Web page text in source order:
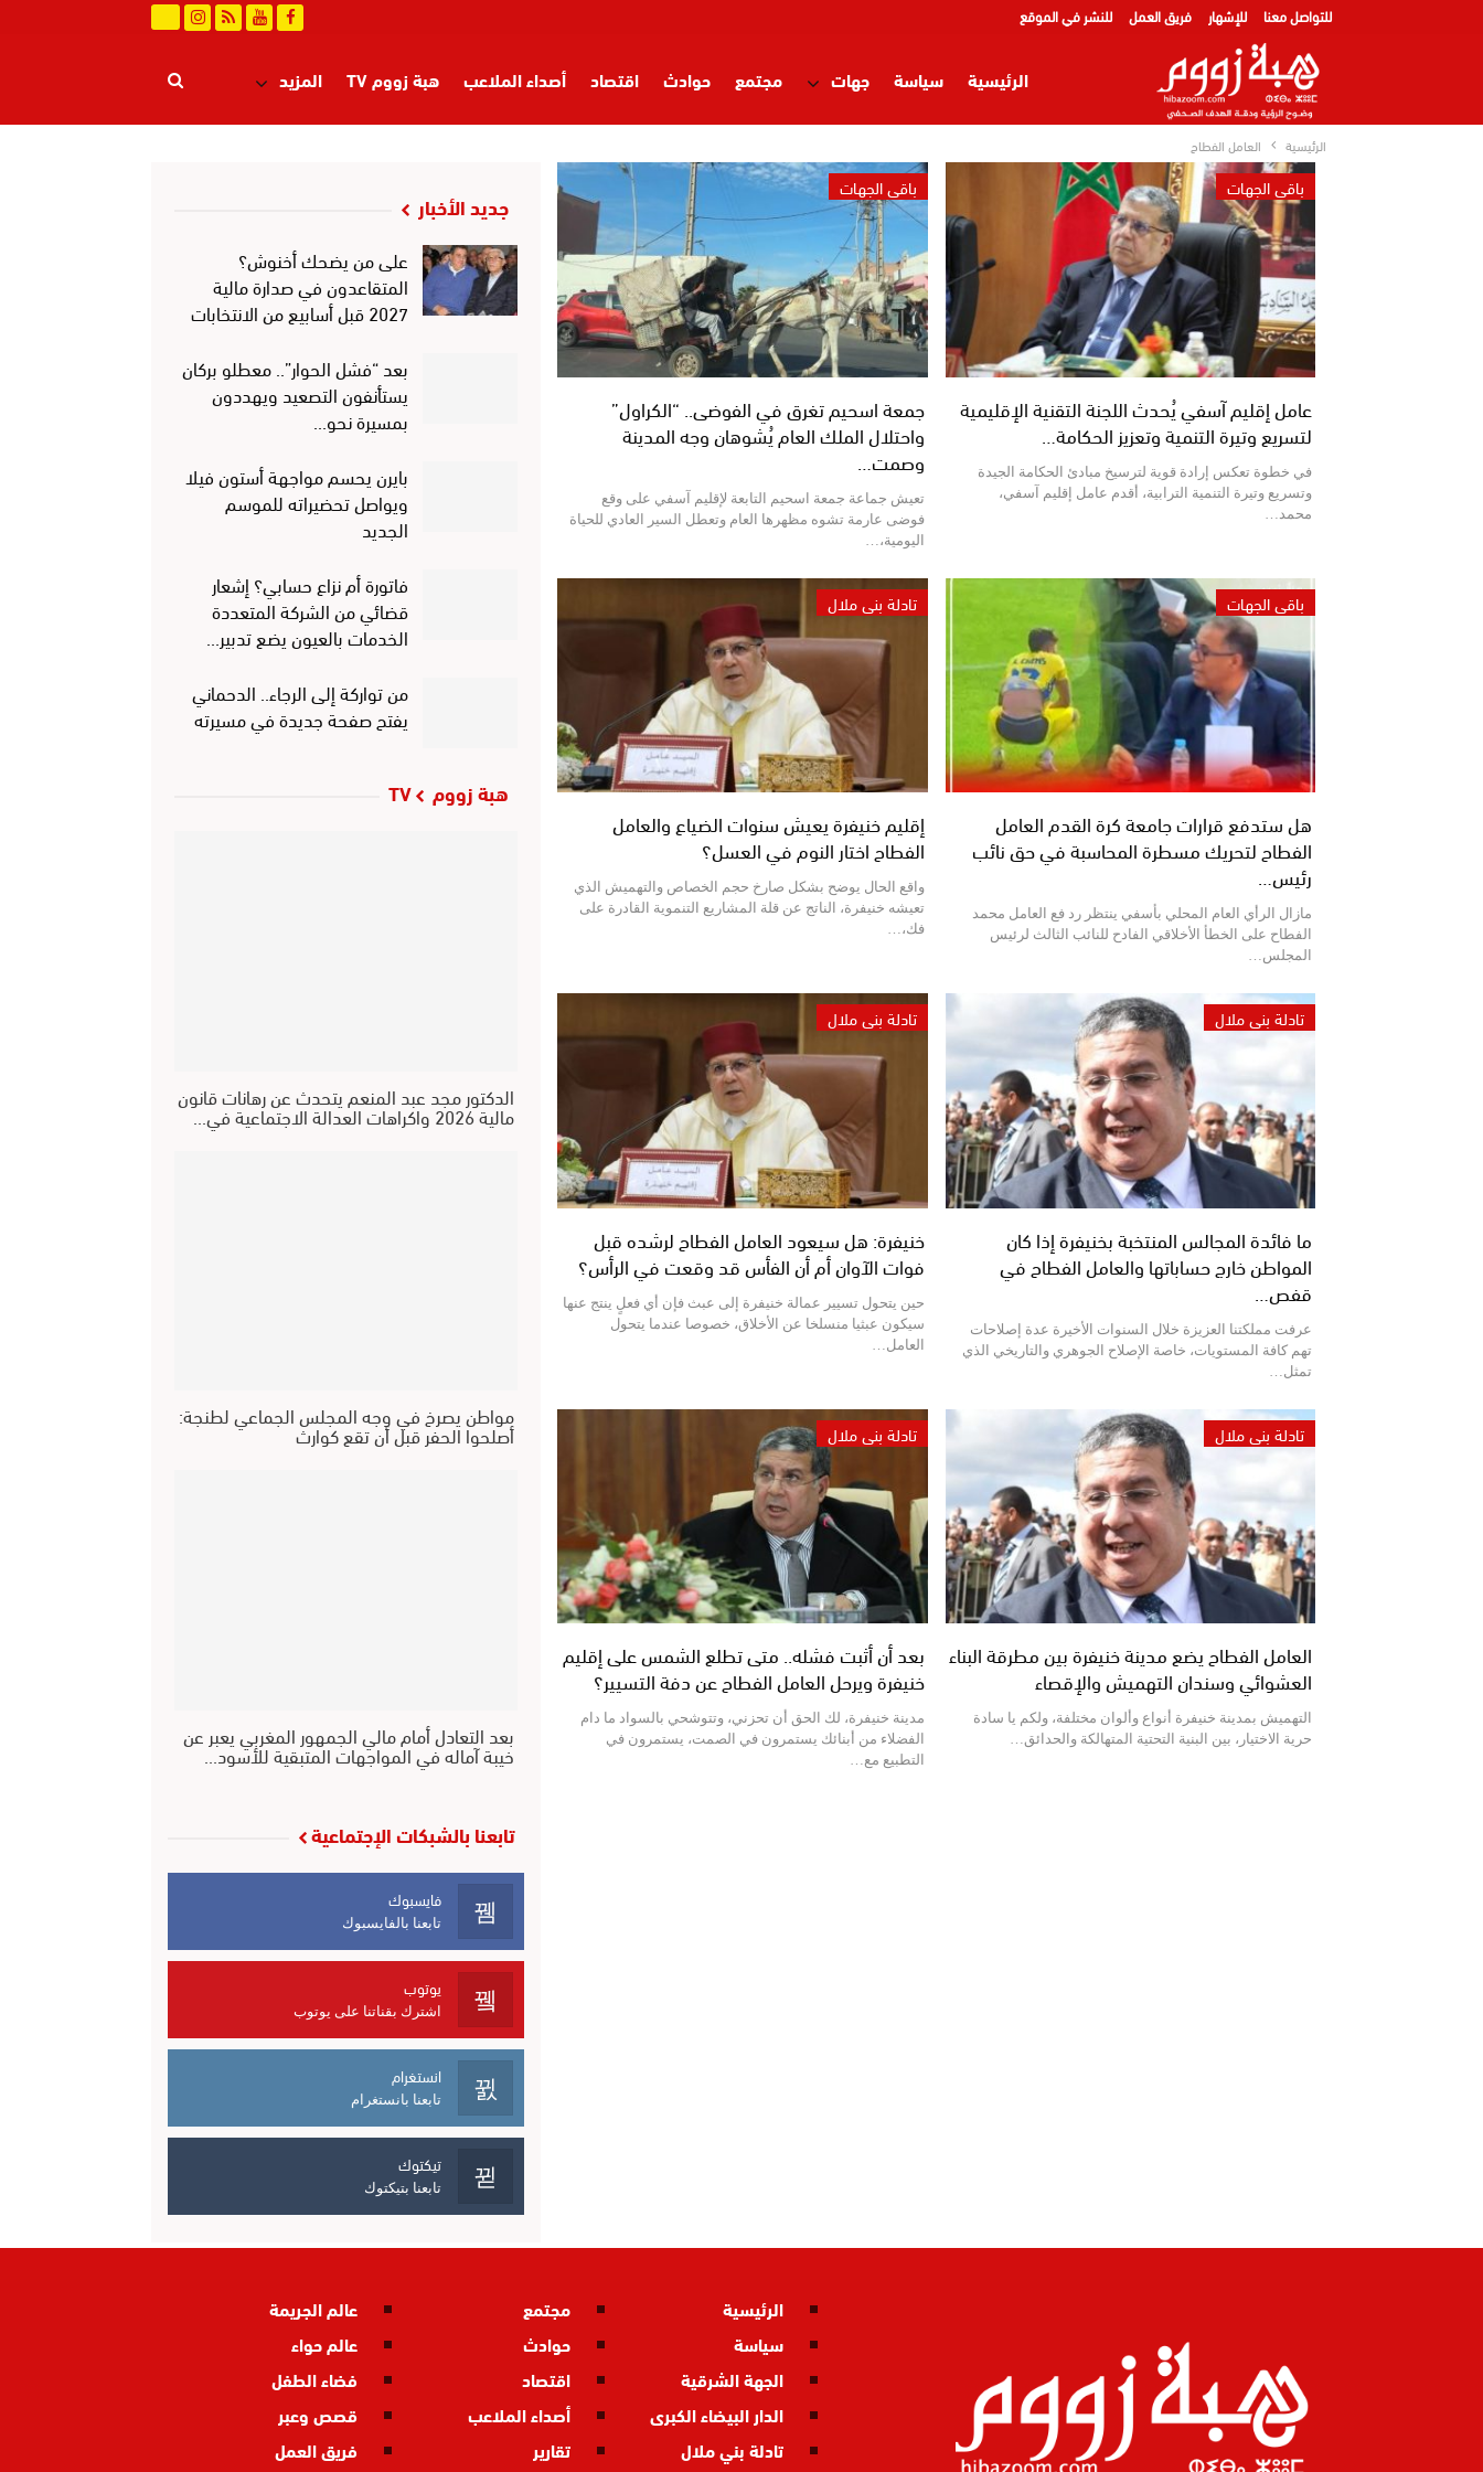
للتواصل معنا للإشهار فريق العمل للنشر في الموقع
الرئيسية سياسة جهات مجتمع حوادث اقتصاد أصداء الملاعب هبة زووم TV المزيد
الرئيسية العامل الفطاح
باقي الجهات
عامل إقليم آسفي يُحدث اللجنة التقنية الإقليمية
لتسريع وتيرة التنمية وتعزيز الحكامة…
في خطوة تعكس إرادة قوية لترسيخ مبادئ الحكامة الجيدة
وتسريع وتيرة التنمية الترابية، أقدم عامل إقليم آسفي،
محمد…
باقي الجهات
جمعة اسحيم تغرق في الفوضى.. “الكراول”
واحتلال الملك العام يُشوهان وجه المدينة
وصمت…
تعيش جماعة جمعة اسحيم التابعة لإقليم آسفي على وقع
فوضى عارمة تشوه مظهرها العام وتعطل السير العادي للحياة
اليومية،…
باقي الجهات
هل ستدفع قرارات جامعة كرة القدم العامل
الفطاح لتحريك مسطرة المحاسبة في حق نائب
رئيس…
مازال الرأي العام المحلي بأسفي ينتظر رد فع العامل محمد
الفطاح على الخطأ الأخلاقي الفادح للنائب الثالث لرئيس
المجلس…
تادلة بني ملال
إقليم خنيفرة يعيش سنوات الضياع والعامل
الفطاح اختار النوم في العسل؟
واقع الحال يوضح بشكل صارخ حجم الخصاص والتهميش الذي
تعيشه خنيفرة، الناتج عن قلة المشاريع التنموية القادرة على
فك،…
تادلة بني ملال
ما فائدة المجالس المنتخبة بخنيفرة إذا كان
المواطن خارج حساباتها والعامل الفطاح في
قفص…
عرفت مملكتنا العزيزة خلال السنوات الأخيرة عدة إصلاحات
تهم كافة المستويات، خاصة الإصلاح الجوهري والتاريخي الذي
تمثل…
تادلة بني ملال
خنيفرة: هل سيعود العامل الفطاح لرشده قبل
فوات الآوان أم أن الفأس قد وقعت في الرأس؟
حين يتحول تسيير عمالة خنيفرة إلى عبث فإن أي فعلٍ ينتج عنها
سيكون عبثيا منسلخا عن الأخلاق، خصوصا عندما يتحول
العامل…
تادلة بني ملال
العامل الفطاح يضع مدينة خنيفرة بين مطرقة البناء
العشوائي وسندان التهميش والإقصاء
التهميش بمدينة خنيفرة أنواع وألوان مختلفة، ولكم يا سادة
حرية الاختيار، بين البنية التحتية المتهالكة والحدائق…
تادلة بني ملال
بعد أن أثبت فشله.. متى تطلع الشمس على إقليم
خنيفرة ويرحل العامل الفطاح عن دفة التسيير؟
مدينة خنيفرة، لك الحق أن تحزني، وتتوشحي بالسواد ما دام
الفضلاء من أبنائك يستمرون في الصمت، يستمرون في
التطبيع مع…
جديد الأخبار
على من يضحك أخنوش؟
المتقاعدون في صدارة مالية
2027 قبل أسابيع من الانتخابات
بعد “فشل الحوار”.. معطلو بركان
يستأنفون التصعيد ويهددون
بمسيرة نحو…
بايرن يحسم مواجهة أستون فيلا
ويواصل تحضيراته للموسم
الجديد
فاتورة أم نزاع حسابي؟ إشعار
قضائي من الشركة المتعددة
الخدمات بالعيون يضع تدبير…
من تواركة إلى الرجاء.. الدحماني
يفتح صفحة جديدة في مسيرته
هبة زووم TV
الدكتور مجد عبد المنعم يتحدث عن رهانات قانون
مالية 2026 واكراهات العدالة الاجتماعية في…
مواطن يصرخ في وجه المجلس الجماعي لطنجة:
أصلحوا الحفر قبل أن تقع كوارث
بعد التعادل أمام مالي الجمهور المغربي يعبر عن
خيبة آماله في المواجهات المتبقية للأسود…
تابعنا بالشبكات الإجتماعية
فايسبوك
تابعنا بالفايسبوك
يوتوب
اشترك بقناتنا على يوتوب
انستغرام
تابعنا بانستغرام
تيكتوك
تابعنا بتيكتوك
الرئيسية
سياسة
الجهة الشرقية
الدار البيضاء الكبرى
تادلة بني ملال
مجتمع
حوادث
اقتصاد
أصداء الملاعب
تقارير
عالم الجريمة
عالم حواء
فضاء الطفل
قصص وعبر
فريق العمل